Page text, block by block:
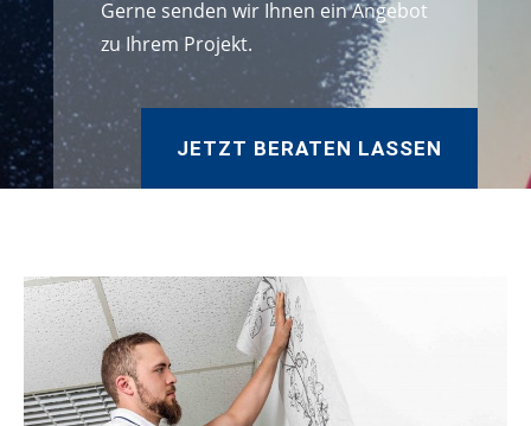
Gerne senden wir Ihnen ein Angebot
zu Ihrem Projekt.
JETZT BERATEN LASSEN